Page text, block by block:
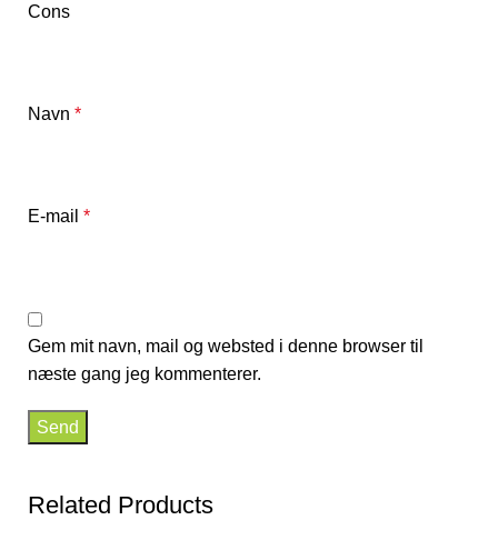
Cons
Navn *
E-mail *
Gem mit navn, mail og websted i denne browser til
næste gang jeg kommenterer.
Related Products